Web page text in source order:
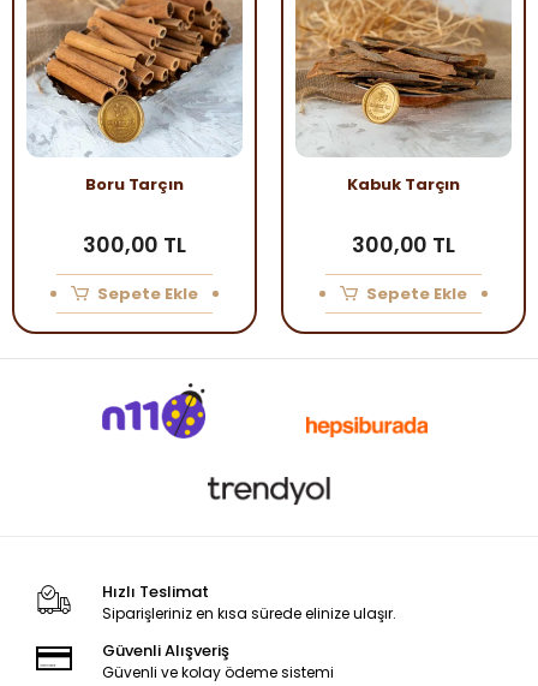
Boru Tarçın
300,00 TL
Sepete Ekle
Kabuk Tarçın
300,00 TL
Sepete Ekle
Hızlı Teslimat
Siparişleriniz en kısa sürede elinize ulaşır.
Güvenli Alışveriş
Güvenli ve kolay ödeme sistemi